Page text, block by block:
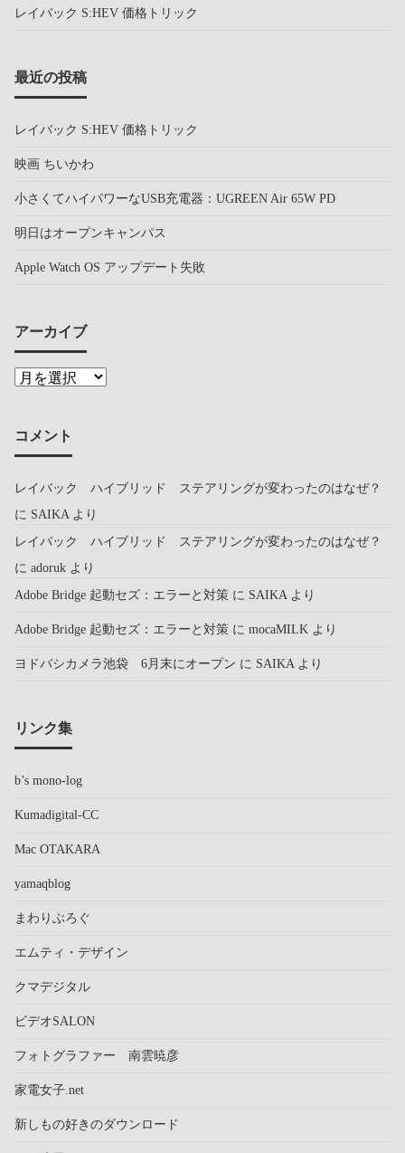
レイバック S:HEV 価格トリック
最近の投稿
レイバック S:HEV 価格トリック
映画 ちいかわ
小さくてハイパワーなUSB充電器：UGREEN Air 65W PD
明日はオープンキャンパス
Apple Watch OS アップデート失敗
アーカイブ
コメント
レイバック ハイブリッド ステアリングが変わったのはなぜ？
に SAIKA より
レイバック ハイブリッド ステアリングが変わったのはなぜ？
に adoruk より
Adobe Bridge 起動セズ：エラーと対策 に SAIKA より
Adobe Bridge 起動セズ：エラーと対策 に mocaMILK より
ヨドバシカメラ池袋 6月末にオープン に SAIKA より
リンク集
b’s mono-log
Kumadigital-CC
Mac OTAKARA
yamaqblog
まわりぶろぐ
エムティ・デザイン
クマデジタル
ビデオSALON
フォトグラファー 南雲暁彦
家電女子.net
新しもの好きのダウンロード